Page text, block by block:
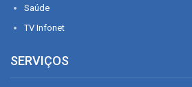
Saúde
TV Infonet
SERVIÇOS